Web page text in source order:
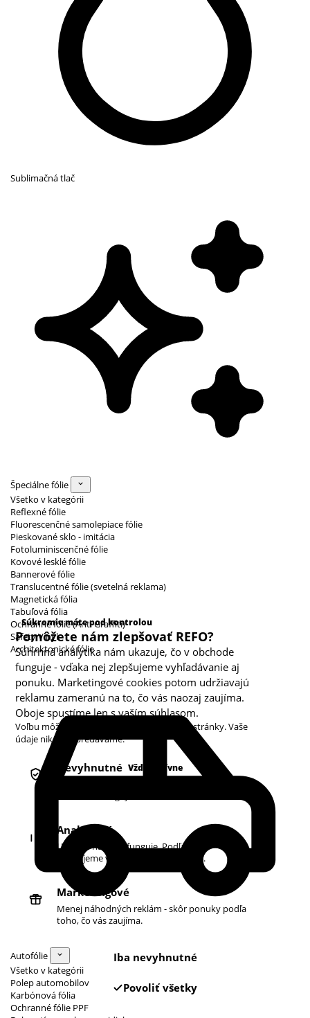
Sublimačná tlač
Špeciálne fólie
Všetko v kategórii
Reflexné fólie
Fluorescenčné samolepiace fólie
Pieskované sklo - imitácia
Fotoluminiscenčné fólie
Kovové lesklé fólie
Bannerové fólie
Translucentné fólie (svetelná reklama)
Magnetická fólia
Tabuľová fólia
Ochranné fólie (Anti Graffiti)
Safety Vinyl
Architektonické fólie
Autofólie
Všetko v kategórii
Polep automobilov
Karbónová fólia
Ochranné fólie PPF
Súkromie máte pod kontrolou
Pomôžete nám zlepšovať REFO?
Súhrnná analytika nám ukazuje, čo v obchode
funguje - vďaka nej zlepšujeme vyhľadávanie aj
ponuku. Marketingové cookies potom udržiavajú
reklamu zameranú na to, čo vás naozaj zaujíma.
Oboje spustíme len s vaším súhlasom.
Voľbu môžete kedykoľvek zmeniť v pätičke stránky. Vaše
údaje nikdy nepredávame.
Kategórie cookies
Nevyhnutné Vždy aktívne
Analytické
Ukazujú nám, čo funguje. Podľa toho
zlepšujeme vyhľadávanie aj ponuku.
Marketingové
Menej náhodných reklám - skôr ponuky podľa
toho, čo vás zaujíma.
Iba nevyhnutné
Povoliť všetky